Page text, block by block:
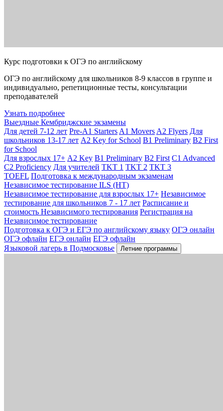
Курс подготовки к ОГЭ по английскому
ОГЭ по английскому для школьников 8-9 классов в группе и
индивидуально, репетиционные тесты, консультации
преподавателей
Узнать подробнее
Выездные Кембриджские экзамены
Для детей 7-12 лет Pre-A1 Starters A1 Movers A2 Flyers Для
школьников 13-17 лет A2 Key for School B1 Preliminary B2 First
for School
Для взрослых 17+ A2 Key B1 Preliminary B2 First C1 Advanced
C2 Proficiency Для учителей TKT 1 TKT 2 TKT 3
TOEFL Подготовка к международным экзаменам
Независимое тестирование ILS (НТ)
Независимое тестирование для взрослых 17+ Независимое
тестирование для школьников 7 - 17 лет Расписание и
стоимость Независимого тестирования Регистрация на
Независимое тестирование
Подготовка к ОГЭ и ЕГЭ по английскому языку ОГЭ онлайн
ОГЭ офлайн ЕГЭ онлайн ЕГЭ офлайн
Языковой лагерь в Подмосковье
Летние программы